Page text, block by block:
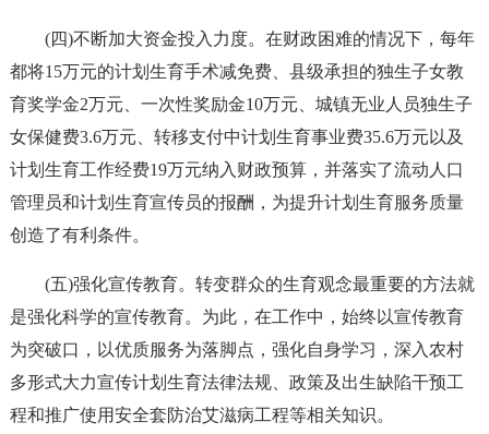
(四)不断加大资金投入力度。在财政困难的情况下，每年
都将15万元的计划生育手术减免费、县级承担的独生子女教
育奖学金2万元、一次性奖励金10万元、城镇无业人员独生子
女保健费3.6万元、转移支付中计划生育事业费35.6万元以及
计划生育工作经费19万元纳入财政预算，并落实了流动人口
管理员和计划生育宣传员的报酬，为提升计划生育服务质量
创造了有利条件。
(五)强化宣传教育。转变群众的生育观念最重要的方法就
是强化科学的宣传教育。为此，在工作中，始终以宣传教育
为突破口，以优质服务为落脚点，强化自身学习，深入农村
多形式大力宣传计划生育法律法规、政策及出生缺陷干预工
程和推广使用安全套防治艾滋病工程等相关知识。